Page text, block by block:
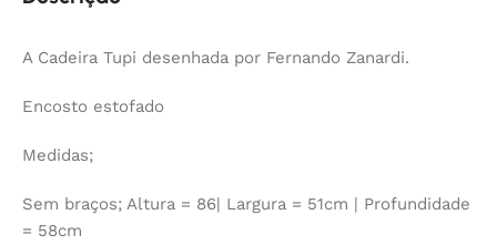
A Cadeira Tupi desenhada por Fernando Zanardi.
Encosto estofado
Medidas;
Sem braços; Altura = 86| Largura = 51cm | Profundidade
= 58cm